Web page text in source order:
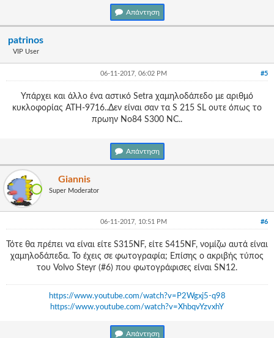
Απάντηση
patrinos
VIP User
#5
06-11-2017, 06:02 PM
Υπάρχει και άλλο ένα αστικό Setra χαμηλοδάπεδο με αριθμό
κυκλοφορίας ΑΤΗ-9716..Δεν είναι σαν τα S 215 SL ουτε όπως το
πρωην Νο84 S300 NC..
Απάντηση
Giannis
Super Moderator
#6
06-11-2017, 10:51 PM
Τότε θα πρέπει να είναι είτε S315NF, είτε S415NF, νομίζω αυτά είναι
χαμηλοδάπεδα. Το έχεις σε φωτογραφία; Επίσης ο ακριβής τύπος
του Volvo Steyr (#6) που φωτογράφισες είναι SN12.
https://www.youtube.com/watch?v=P2Wgxj5-q98
https://www.youtube.com/watch?v=XhbqvYzvxhY
Απάντηση